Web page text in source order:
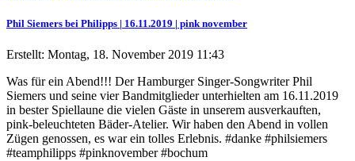
Phil Siemers bei Philipps | 16.11.2019 | pink november
Erstellt: Montag, 18. November 2019 11:43
Was für ein Abend!!! Der Hamburger Singer-Songwriter Phil
Siemers und seine vier Bandmitglieder unterhielten am 16.11.2019
in bester Spiellaune die vielen Gäste in unserem ausverkauften,
pink-beleuchteten Bäder-Atelier. Wir haben den Abend in vollen
Zügen genossen, es war ein tolles Erlebnis. #danke #philsiemers
#teamphilipps #pinknovember #bochum